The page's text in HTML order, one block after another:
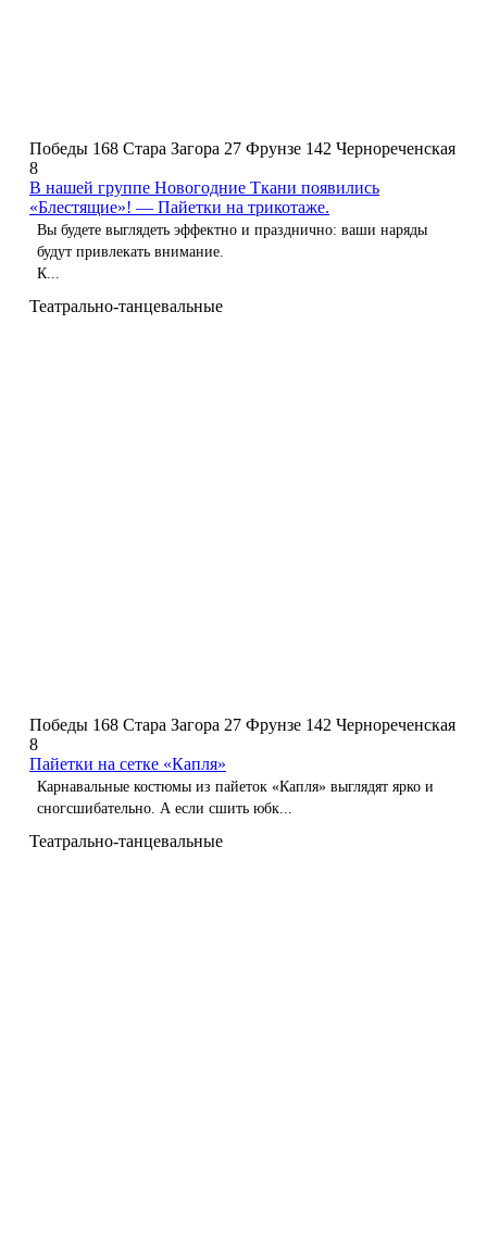
Победы 168 Стара Загора 27 Фрунзе 142 Чернореченская
8
В нашей группе Новогодние Ткани появились
«Блестящие»! — Пайетки на трикотаже.
Вы будете выглядеть эффектно и празднично: ваши наряды
будут привлекать внимание.
К...
Театрально-танцевальные
Победы 168 Стара Загора 27 Фрунзе 142 Чернореченская
8
Пайетки на сетке «Капля»
Карнавальные костюмы из пайеток «Капля» выглядят ярко и
сногсшибательно. А если сшить юбк...
Театрально-танцевальные